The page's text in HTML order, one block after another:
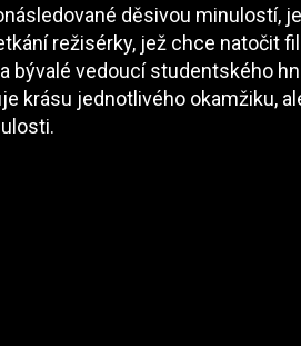
děsivou minulostí,
režisérky, jež chce natočit
bývalé vedoucí studentského
krásu jednotlivého okamžiku,